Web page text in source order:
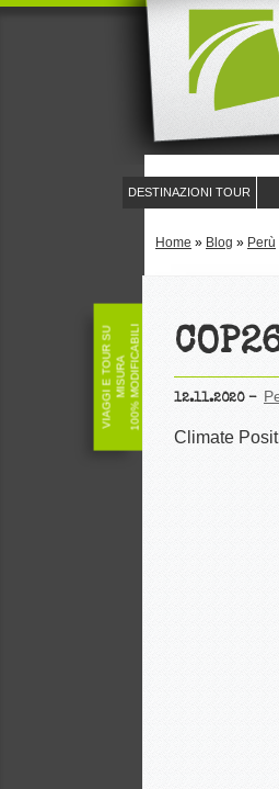
DESTINAZIONI TOUR
V
I
A
G
G
I
E
T
O
U
R
S
U
M
I
S
U
RA100% MODIFICABILI
Home » Blog » Perù
12.11.2020
Climate